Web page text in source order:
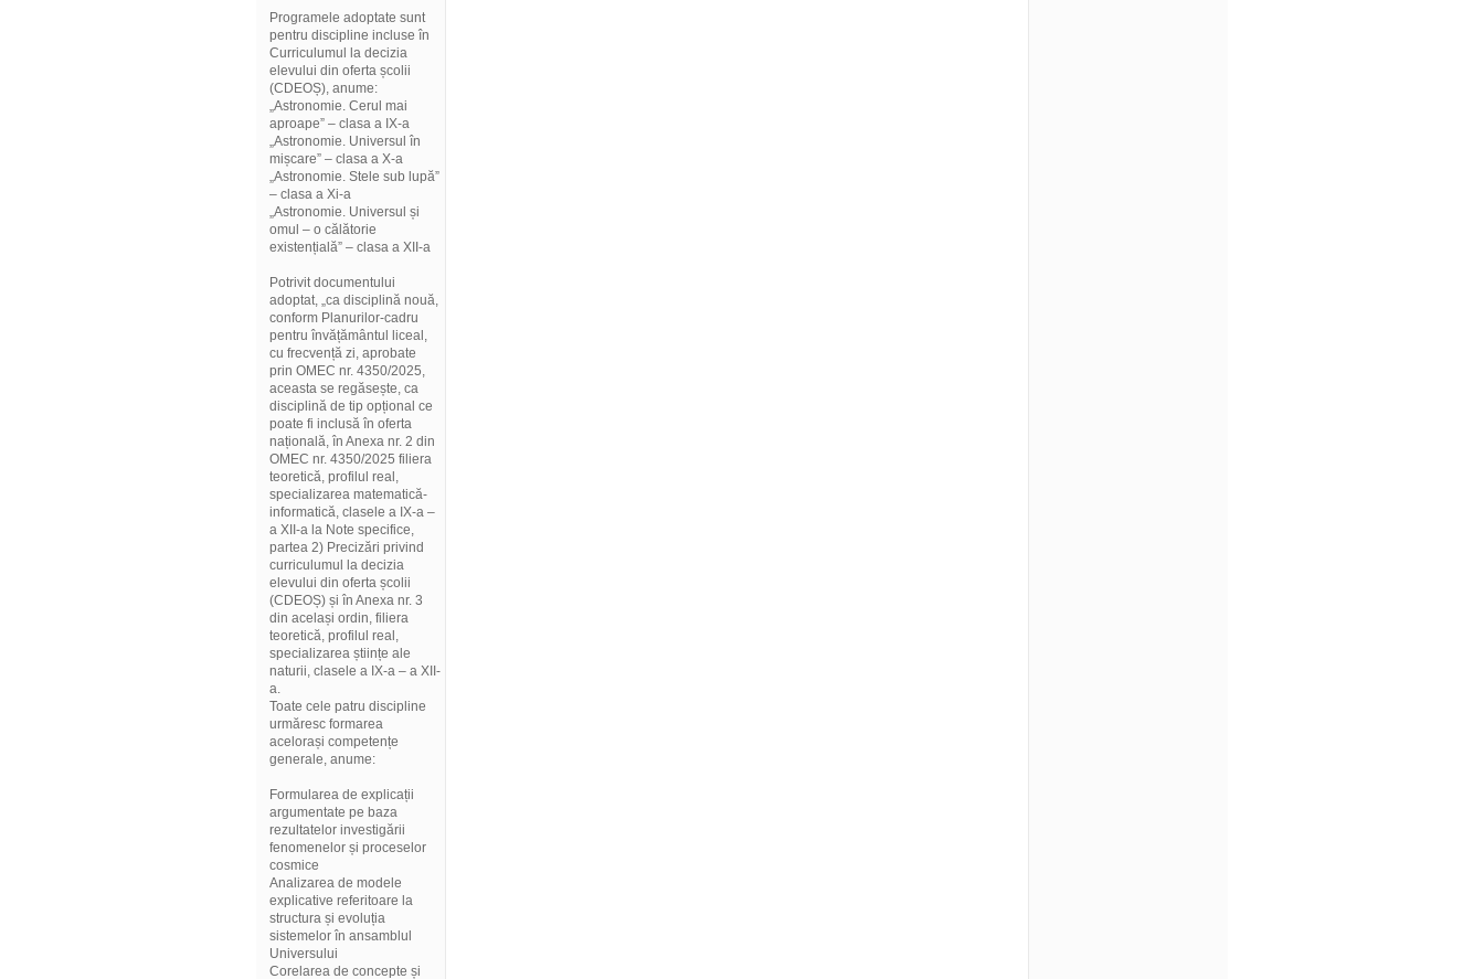
Programele adoptate sunt
pentru discipline incluse în
Curriculumul la decizia
elevului din oferta școlii
(CDEOȘ), anume:
„Astronomie. Cerul mai
aproape” – clasa a IX-a
„Astronomie. Universul în
mișcare” – clasa a X-a
„Astronomie. Stele sub lupă”
– clasa a Xi-a
„Astronomie. Universul și
omul – o călătorie
existențială” – clasa a XII-a
Potrivit documentului
adoptat, „ca disciplină nouă,
conform Planurilor-cadru
pentru învățământul liceal,
cu frecvență zi, aprobate
prin OMEC nr. 4350/2025,
aceasta se regăsește, ca
disciplină de tip opțional ce
poate fi inclusă în oferta
națională, în Anexa nr. 2 din
OMEC nr. 4350/2025 filiera
teoretică, profilul real,
specializarea matematică-
informatică, clasele a IX-a –
a XII-a la Note specifice,
partea 2) Precizări privind
curriculumul la decizia
elevului din oferta școlii
(CDEOȘ) și în Anexa nr. 3
din același ordin, filiera
teoretică, profilul real,
specializarea științe ale
naturii, clasele a IX-a – a XII-
a.
Toate cele patru discipline
urmăresc formarea
acelorași competențe
generale, anume:
Formularea de explicații
argumentate pe baza
rezultatelor investigării
fenomenelor și proceselor
cosmice
Analizarea de modele
explicative referitoare la
structura și evoluția
sistemelor în ansamblul
Universului
Corelarea de concepte și